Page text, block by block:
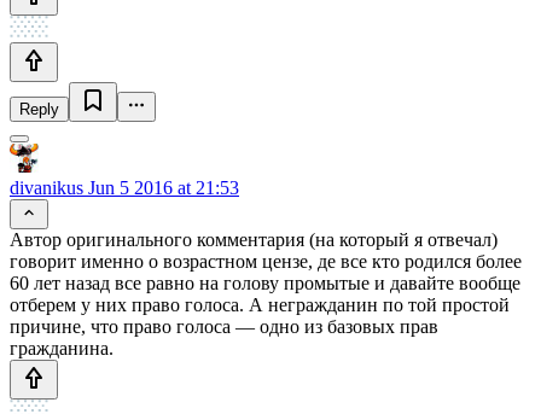
Reply
divanikus Jun 5 2016 at 21:53
Автор оригинального комментария (на который я отвечал)
говорит именно о возрастном цензе, де все кто родился более
60 лет назад все равно на голову промытые и давайте вообще
отберем у них право голоса. А негражданин по той простой
причине, что право голоса — одно из базовых прав
гражданина.